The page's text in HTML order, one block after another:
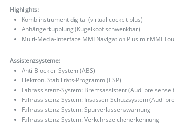
Highlights:
Kombiinstrument digital (virtual cockpit plus)
Anhängerkupplung (Kugelkopf schwenkbar)
Multi-Media-Interface MMI Navigation Plus mit MMI
Assistenzsysteme:
Anti-Blockier-System (ABS)
Elektron. Stabilitäts-Programm (ESP)
Fahrassistenz-System: Bremsassistent (Audi pre sense
Fahrassistenz-System: Insassen-Schutzsystem (Audi
Fahrassistenz-System: Spurverlassenswarnung
Fahrassistenz-System: Verkehrszeichenerkennung